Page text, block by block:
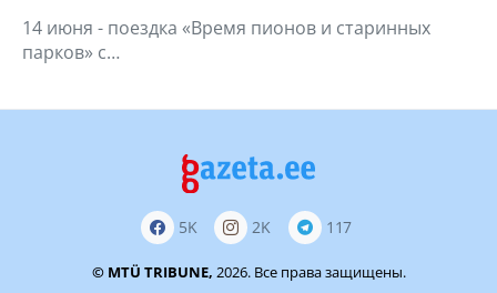
14 июня - поездка «Время пионов и старинных
парков» с…
5K 2K 117
© MTÜ TRIBUNE, 2026. Все права защищены.